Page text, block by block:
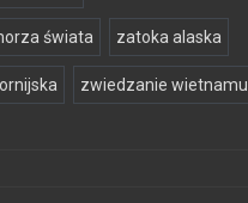
świata zatoka alaska
zwiedzanie wietnamu